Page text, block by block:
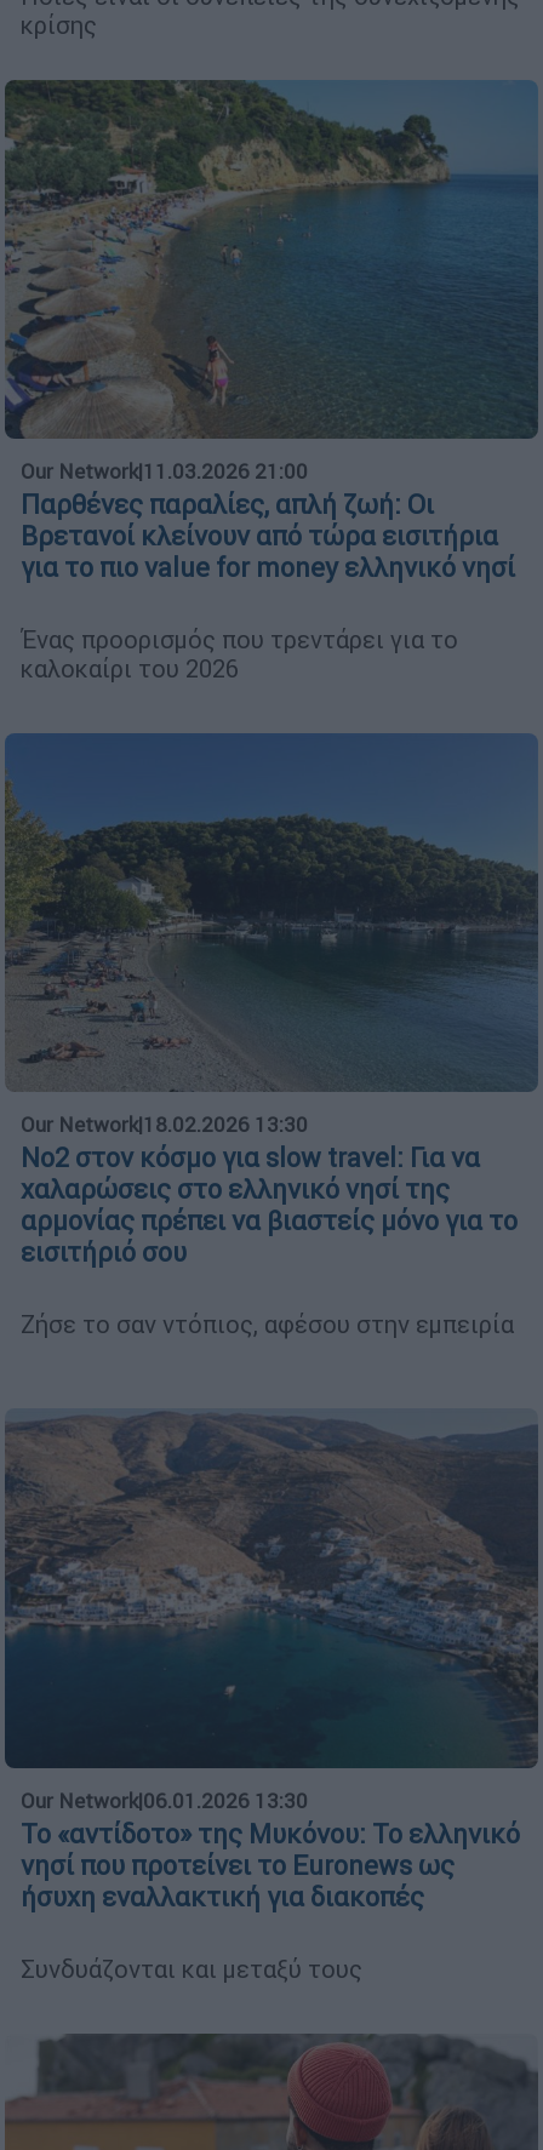
κρίσης
Our Network|11.03.2026 21:00
Παρθένες παραλίες, απλή ζωή: Οι
Βρετανοί κλείνουν από τώρα εισιτήρια
για το πιο value for money ελληνικό νησί
Ένας προορισμός που τρεντάρει για το
καλοκαίρι του 2026
Our Network|18.02.2026 13:30
Νο2 στον κόσμο για slow travel: Για να
χαλαρώσεις στο ελληνικό νησί της
αρμονίας πρέπει να βιαστείς μόνο για το
εισιτήριό σου
Ζήσε το σαν ντόπιος, αφέσου στην εμπειρία
Our Network|06.01.2026 13:30
Το «αντίδοτο» της Μυκόνου: Το ελληνικό
νησί που προτείνει το Euronews ως
ήσυχη εναλλακτική για διακοπές
Συνδυάζονται και μεταξύ τους